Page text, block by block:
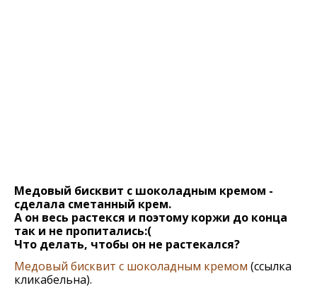
Медовый бисквит с шоколадным кремом -
сделала сметанный крем.
А он весь растекся и поэтому коржи до конца
так и не пропитались:(
Что делать, чтобы он не растекался?
Медовый бисквит с шоколадным кремом (ссылка
кликабельна).